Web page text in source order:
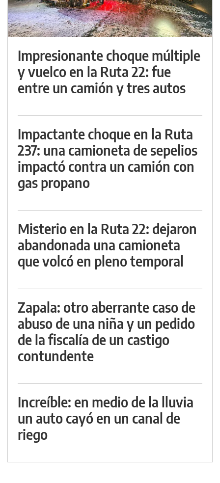
Impresionante choque múltiple
y vuelco en la Ruta 22: fue
entre un camión y tres autos
Impactante choque en la Ruta
237: una camioneta de sepelios
impactó contra un camión con
gas propano
Misterio en la Ruta 22: dejaron
abandonada una camioneta
que volcó en pleno temporal
Zapala: otro aberrante caso de
abuso de una niña y un pedido
de la fiscalía de un castigo
contundente
Increíble: en medio de la lluvia
un auto cayó en un canal de
riego